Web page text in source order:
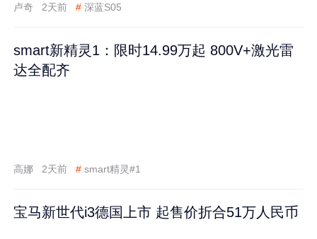
卢奇 2天前 # 深蓝S05
smart新精灵1：限时14.99万起 800V+激光雷
达全配齐
高娜 2天前 # smart精灵#1
宝马新世代i3德国上市 起售价折合51万人民币